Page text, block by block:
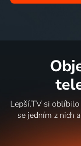
Lepší.TV si
se jedním z nich